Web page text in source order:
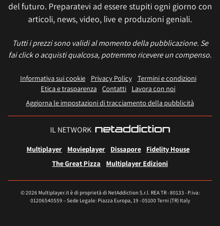
del futuro. Preparatevi ad essere stupiti ogni giorno con
articoli, news, video, live e produzioni geniali.
Tutti i prezzi sono validi al momento della pubblicazione. Se
fai click o acquisti qualcosa, potremmo ricevere un compenso.
Informativa sui cookie Privacy Policy
Termini e condizioni
Etica e trasparenza Contatti
Lavora con noi
Aggiorna le impostazioni di tracciamento della pubblicità
IL NETWORK
Multiplayer Movieplayer Dissapore
Fidelity House
The Great Pizza
Multiplayer Edizioni
© 2026 Multiplayer.it è di proprietà di NetAddiction S.r.l. REA TR - 80133 - P.iva:
01206540559 – Sede Legale: Piazza Europa, 19 - 05100 Terni (TR) Italy